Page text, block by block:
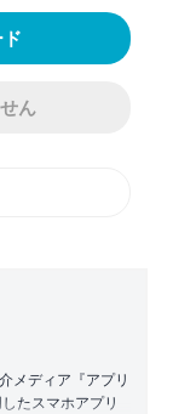
ん
メディア『アプリ
たスマホアプリ